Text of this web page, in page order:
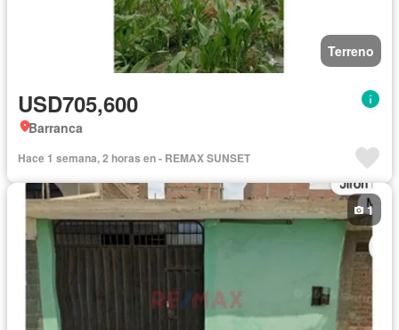
Terreno
USD705,600
Barranca
Hace 1 semana, 2 horas en - REMAX SUNSET
1